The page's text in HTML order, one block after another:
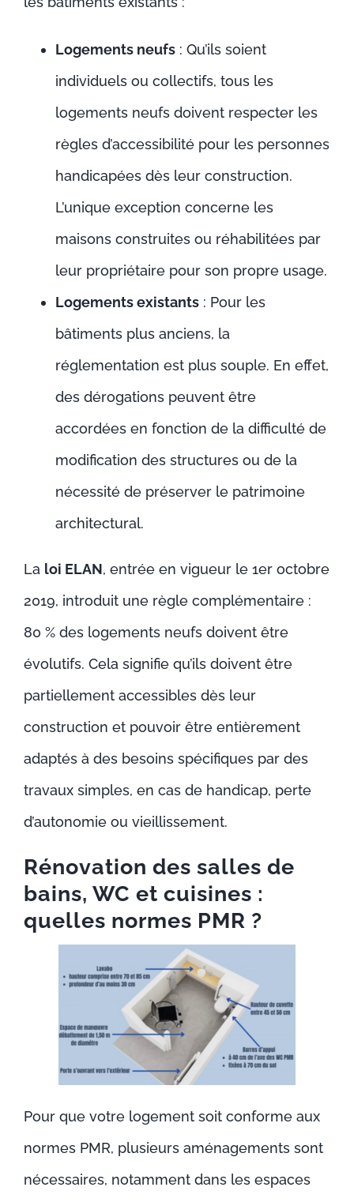
Logements neufs: Qu’ils soient
individuels ou collectifs, tous les
logements neufs doivent respecter les
règles d’accessibilité pour les personnes
handicapées dès leur construction.
L’unique exception concerne les
maisons construites ou réhabilitées par
leur propriétaire pour son propre usage.
Logements existants: Pour les
bâtiments plus anciens, la
réglementation est plus souple. En effet,
des dérogations peuvent être
accordées en fonction de la difficulté de
modification des structures ou de la
nécessité de préserver le patrimoine
architectural.
La loi ELAN, entrée en vigueur le 1er octobre
2019, introduit une règle complémentaire :
80 % des logements neufs doivent être
évolutifs. Cela signifie qu’ils doivent être
partiellement accessibles dès leur
construction et pouvoir être entièrement
adaptés à des besoins spécifiques par des
travaux simples, en cas de handicap, perte
d’autonomie ou vieillissement.
Rénovation des salles de
bains, WC et cuisines :
quelles normes PMR ?
Pour que votre logement soit conforme aux
normes PMR, plusieurs aménagements sont
nécessaires, notamment dans les espaces